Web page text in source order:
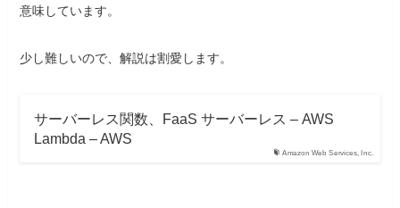
意味しています。
少し難しいので、解説は割愛します。
Amazon Web Services, Inc.
サーバーレス関数、FaaS サーバーレス – AWS
Lambda – AWS